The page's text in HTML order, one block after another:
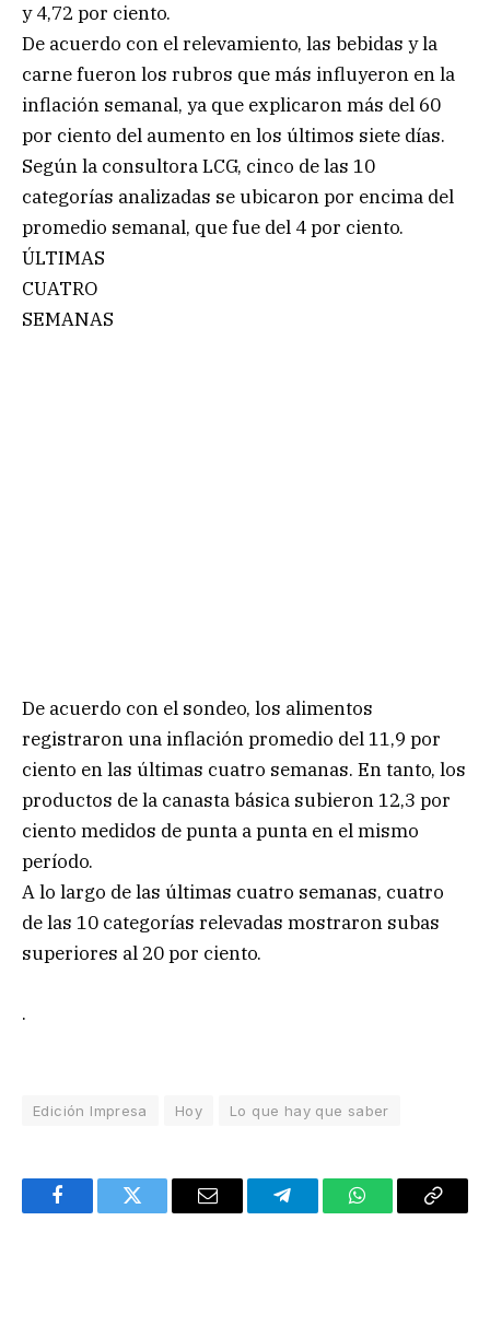
y 4,72 por ciento.
De acuerdo con el relevamiento, las bebidas y la
carne fueron los rubros que más influyeron en la
inflación semanal, ya que explicaron más del 60
por ciento del aumento en los últimos siete días.
Según la consultora LCG, cinco de las 10
categorías analizadas se ubicaron por encima del
promedio semanal, que fue del 4 por ciento.
ÚLTIMAS
CUATRO
SEMANAS
De acuerdo con el sondeo, los alimentos
registraron una inflación promedio del 11,9 por
ciento en las últimas cuatro semanas. En tanto, los
productos de la canasta básica subieron 12,3 por
ciento medidos de punta a punta en el mismo
período.
A lo largo de las últimas cuatro semanas, cuatro
de las 10 categorías relevadas mostraron subas
superiores al 20 por ciento.
.
Edición Impresa Hoy Lo que hay que saber
FacebookTwitter Email TelegramWhatsAppCopy